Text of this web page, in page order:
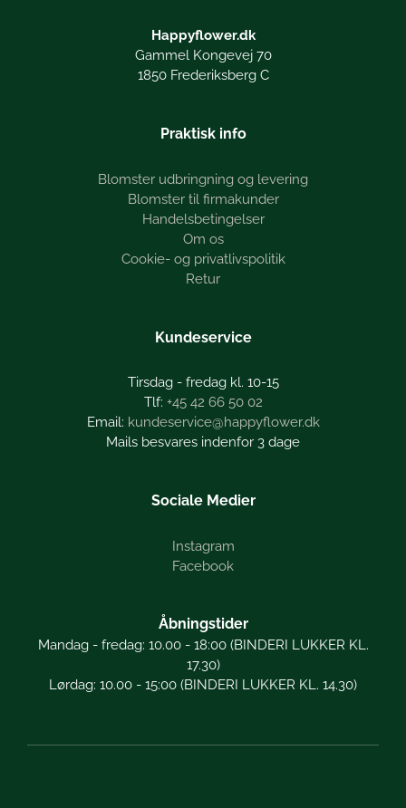
Happyflower.dk
Gammel Kongevej 70
1850 Frederiksberg C
Praktisk info
Blomster udbringning og levering
Blomster til firmakunder
Handelsbetingelser
Om os
Cookie- og privatlivspolitik
Retur
Kundeservice
Tirsdag - fredag kl. 10-15
+45 42 66 50 02
kundeservice@happyflower.dk
Mails besvares indenfor 3 dage
Sociale Medier
Instagram
Facebook
Åbningstider
Mandag - fredag: 10.00 - 18:00 (BINDERI LUKKER KL.
17.30)
Lørdag: 10.00 - 15:00 (BINDERI LUKKER KL. 14.30)